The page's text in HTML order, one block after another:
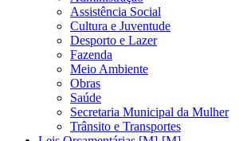
Assistência Social
Cultura e Juventude
Desporto e Lazer
Fazenda
Meio Ambiente
Obras
Saúde
Secretaria Municipal da Mulher
Trânsito e Transportes